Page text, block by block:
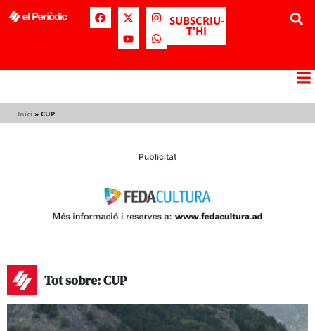
SUBSCRIU-
T'HI
Inici » CUP
Publicitat
Tot sobre: CUP